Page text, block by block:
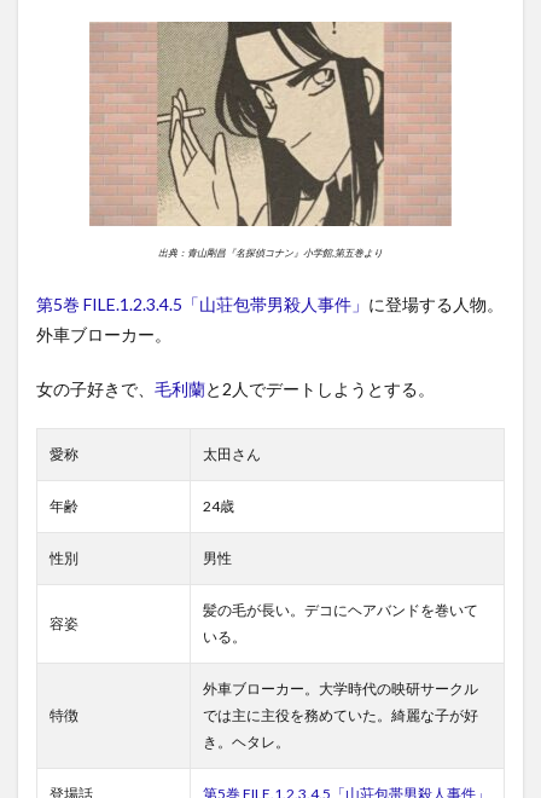
出典：青山剛昌『名探偵コナン』小学館,第五巻より
第5巻 FILE.1.2.3.4.5「山荘包帯男殺人事件」 に登場する人物。
外車ブローカー。
女の子好きで、 毛利蘭と2人でデートしようとする。
愛称 太田さん
年齢 24歳
性別 男性
容姿
髪の毛が長い。デコにヘアバンドを巻いて
いる。
特徴
外車ブローカー。大学時代の映研サークル
では主に主役を務めていた。綺麗な子が好
き。ヘタレ。
登場話 第5巻 FILE.1.2.3.4.5「山荘包帯男殺人事件」